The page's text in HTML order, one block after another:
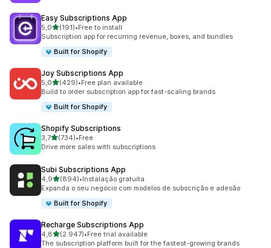
Easy Subscriptions App
5,0de 5 estrelas
(191)
191 total de avaliações
•Free to install
Subscription app for recurring revenue, boxes, and bundles
Built for Shopify
Joy Subscriptions App
5,0de 5 estrelas
(429)
429 total de avaliações
•Free plan available
Build to order subscription app for fast-scaling brands
Built for Shopify
Shopify Subscriptions
3,7de 5 estrelas
(734)
734 total de avaliações
•Free
Drive more sales with subscriptions
Subi Subscriptions App
4,9de 5 estrelas
(894)
894 total de avaliações
•Instalação gratuita
Expanda o seu negócio com modelos de subscrição e adesão
Built for Shopify
Recharge Subscriptions App
4,8de 5 estrelas
(2.947)
2947 total de avaliações
•Free trial available
The subscription platform built for the fastest-growing brands